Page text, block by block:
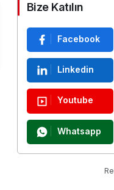
Bize Katılın
Facebook
Linkedin
Youtube
Whatsapp